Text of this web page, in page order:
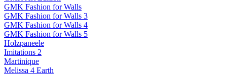
GMK Fashion for Walls
GMK Fashion for Walls 3
GMK Fashion for Walls 4
GMK Fashion for Walls 5
Holzpaneele
Imitations 2
Martinique
Melissa 4 Earth